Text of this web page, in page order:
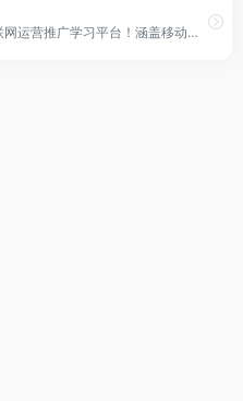
「青瓜传媒」是全球移动互联网运营推广学习平台！涵盖移动互联网运营，推广，营销，广告，文案，策划，新媒体，短视频等一系列文章干货，也包含APP推广，游戏推广，海外推广，抖音推广，快手推广，小红书推广，微信推广，产品运营，苹果竞价，ASO优化，品牌营销，文案策划，移动广告投放，信息流广告投放平台，积分墙平台，苹果ASM竞价排名广告投放平台！青瓜传媒是目前国内移动互联网运营推广干货最全面的学习平台！也是国内在运营推广营销领域最专业的推广平台，拥有15年运营推广经验！青瓜传媒是厦门青瓜信息科技有限公司旗下媒体平台，拥有新浪扶翼粉丝通腾讯广点通智汇推今日头条陌陌百度360搜狗神马UC等广告投放资源！学习互联网运营推广就到青瓜传媒OPP2.COM